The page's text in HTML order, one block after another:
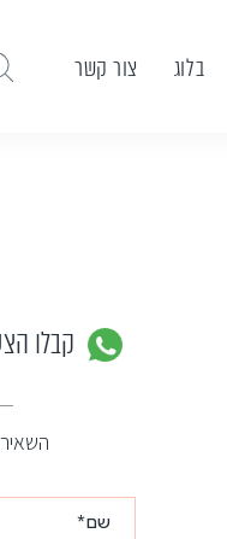
בלוג צור קשר
קבלו